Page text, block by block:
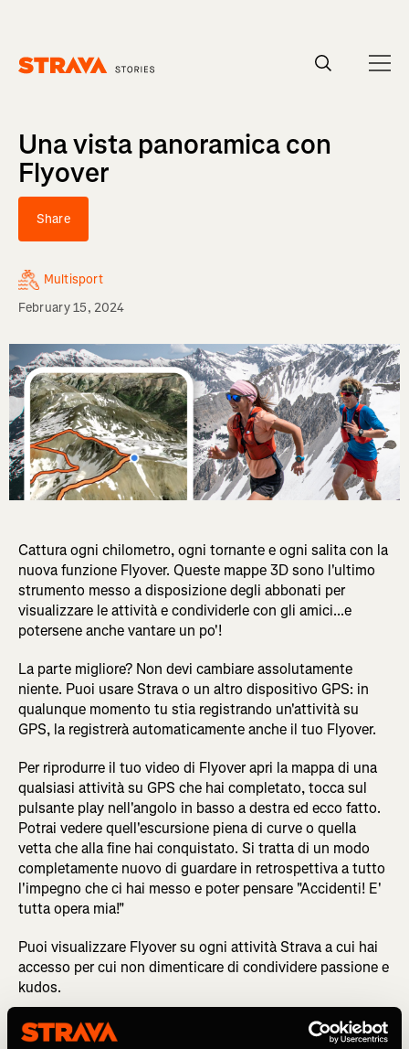
Una vista panoramica con
Flyover
Share
Multisport
February 15, 2024
Cattura ogni chilometro, ogni tornante e ogni salita con la
nuova funzione Flyover. Queste mappe 3D sono l'ultimo
strumento messo a disposizione degli abbonati per
visualizzare le attività e condividerle con gli amici...e
potersene anche vantare un po'!
La parte migliore? Non devi cambiare assolutamente
niente. Puoi usare Strava o un altro dispositivo GPS: in
qualunque momento tu stia registrando un'attività su
GPS, la registrerà automaticamente anche il tuo Flyover.
Per riprodurre il tuo video di Flyover apri la mappa di una
qualsiasi attività su GPS che hai completato, tocca sul
pulsante play nell'angolo in basso a destra ed ecco fatto.
Potrai vedere quell'escursione piena di curve o quella
vetta che alla fine hai conquistato. Si tratta di un modo
completamente nuovo di guardare in retrospettiva a tutto
l'impegno che ci hai messo e poter pensare "Accidenti! E'
tutta opera mia!"
Puoi visualizzare Flyover su ogni attività Strava a cui hai
accesso per cui non dimenticare di condividere passione e
kudos.